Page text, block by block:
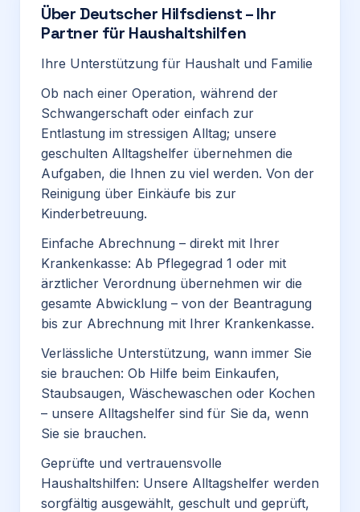
Über Deutscher Hilfsdienst – Ihr
Partner für Haushaltshilfen
Ihre Unterstützung für Haushalt und Familie
Ob nach einer Operation, während der
Schwangerschaft oder einfach zur
Entlastung im stressigen Alltag; unsere
geschulten Alltagshelfer übernehmen die
Aufgaben, die Ihnen zu viel werden. Von der
Reinigung über Einkäufe bis zur
Kinderbetreuung.
Einfache Abrechnung – direkt mit Ihrer
Krankenkasse: Ab Pflegegrad 1 oder mit
ärztlicher Verordnung übernehmen wir die
gesamte Abwicklung – von der Beantragung
bis zur Abrechnung mit Ihrer Krankenkasse.
Verlässliche Unterstützung, wann immer Sie
sie brauchen: Ob Hilfe beim Einkaufen,
Staubsaugen, Wäschewaschen oder Kochen
– unsere Alltagshelfer sind für Sie da, wenn
Sie sie brauchen.
Geprüfte und vertrauensvolle
Haushaltshilfen: Unsere Alltagshelfer werden
sorgfältig ausgewählt, geschult und geprüft,